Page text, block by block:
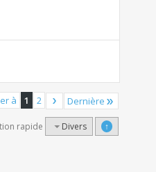
à 1 2 Dernière
rapide Divers ↑